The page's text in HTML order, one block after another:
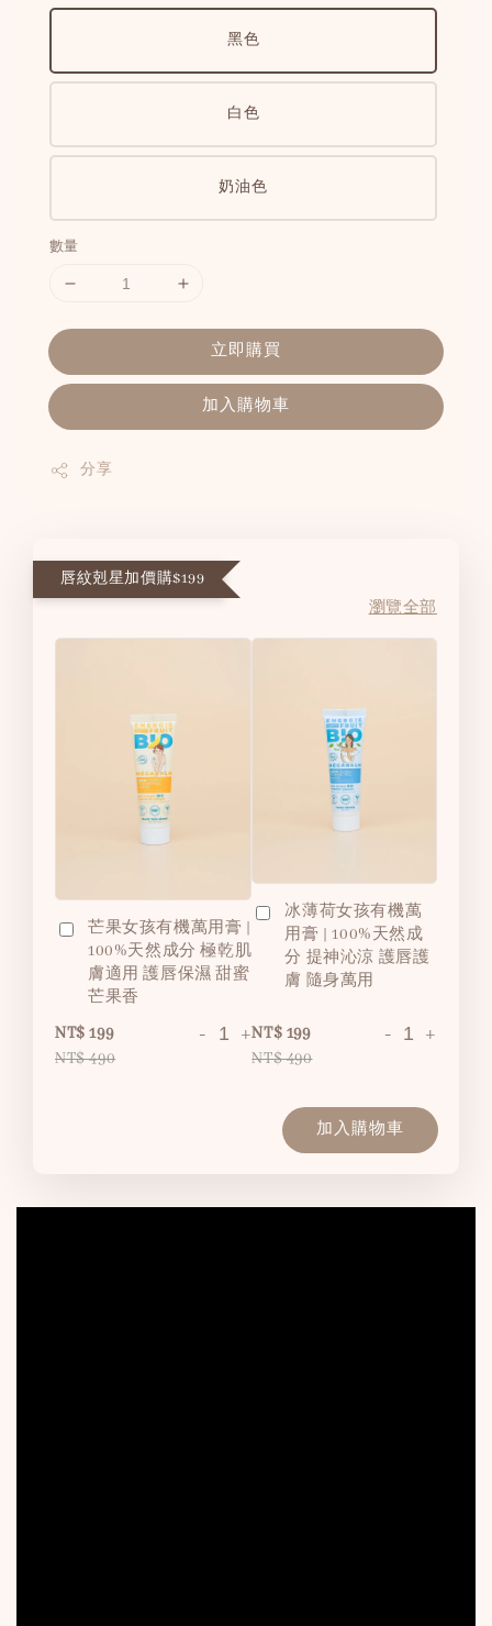
黑色
白色
奶油色
數量
立即購買
加入購物車
分享
唇紋剋星加價購$199
瀏覽全部
芒果女孩有機萬用膏 |
100%天然成分 極乾肌
膚適用 護唇保濕 甜蜜
芒果香
NT$ 199
NT$ 490
- +
冰薄荷女孩有機萬
用膏 | 100%天然成
分 提神沁涼 護唇護
膚 隨身萬用
NT$ 199
NT$ 490
- +
加入購物車